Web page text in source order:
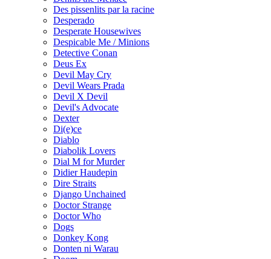
Des pissenlits par la racine
Desperado
Desperate Housewives
Despicable Me / Minions
Detective Conan
Deus Ex
Devil May Cry
Devil Wears Prada
Devil X Devil
Devil's Advocate
Dexter
Di(e)ce
Diablo
Diabolik Lovers
Dial M for Murder
Didier Haudepin
Dire Straits
Django Unchained
Doctor Strange
Doctor Who
Dogs
Donkey Kong
Donten ni Warau